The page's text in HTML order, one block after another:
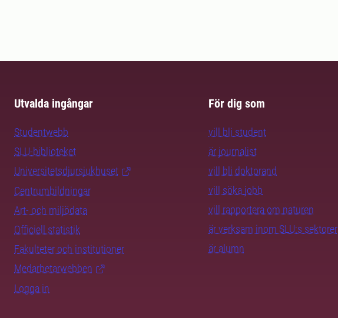
Utvalda ingångar
Studentwebb
SLU-biblioteket
Universitetsdjursjukhuset
Centrumbildningar
Art- och miljödata
Officiell statistik
Fakulteter och institutioner
Medarbetarwebben
Logga in
För dig som
vill bli student
är journalist
vill bli doktorand
vill söka jobb
vill rapportera om naturen
är verksam inom SLU:s sektorer
är alumn